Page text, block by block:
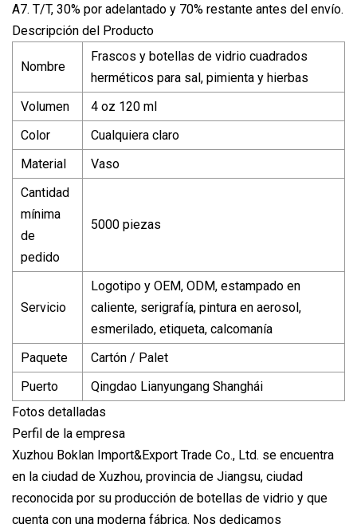
A7. T/T, 30% por adelantado y 70% restante antes del envío.
Descripción del Producto
Nombre
Frascos y botellas de vidrio cuadrados
herméticos para sal, pimienta y hierbas
Volumen
4 oz 120 ml
Color
Cualquiera claro
Material
Vaso
Cantidad
mínima
de
pedido
5000 piezas
Servicio
Logotipo y OEM, ODM, estampado en
caliente, serigrafía, pintura en aerosol,
esmerilado, etiqueta, calcomanía
Paquete
Cartón / Palet
Puerto
Qingdao Lianyungang Shanghái
Fotos detalladas
Perfil de la empresa
Xuzhou Boklan Import&Export Trade Co., Ltd. se encuentra
en la ciudad de Xuzhou, provincia de Jiangsu, ciudad
reconocida por su producción de botellas de vidrio y que
cuenta con una moderna fábrica. Nos dedicamos